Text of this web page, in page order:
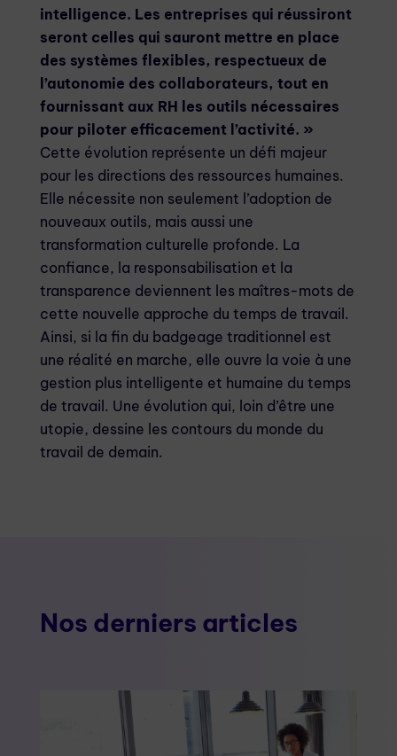
intelligence. Les entreprises qui réussiront
seront celles qui sauront mettre en place
des systèmes flexibles, respectueux de
l’autonomie des collaborateurs, tout en
fournissant aux RH les outils nécessaires
pour piloter efficacement l’activité. »
Cette évolution représente un défi majeur
pour les directions des ressources humaines.
Elle nécessite non seulement l’adoption de
nouveaux outils, mais aussi une
transformation culturelle profonde. La
confiance, la responsabilisation et la
transparence deviennent les maîtres-mots de
cette nouvelle approche du temps de travail.
Ainsi, si la fin du badgeage traditionnel est
une réalité en marche, elle ouvre la voie à une
gestion plus intelligente et humaine du temps
de travail. Une évolution qui, loin d’être une
utopie, dessine les contours du monde du
travail de demain.
Nos derniers articles